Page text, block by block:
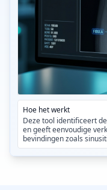
Hoe het werkt
Deze tool identificeert
en geeft eenvoudige
bevindingen zoals